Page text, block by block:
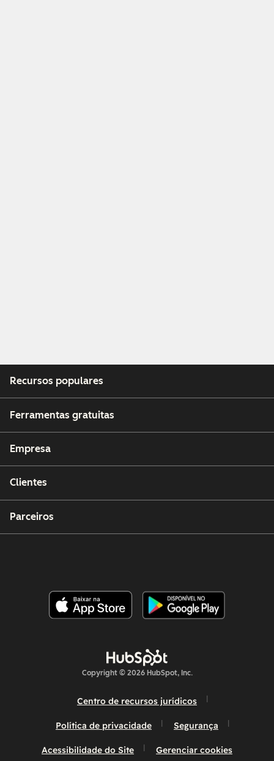
Recursos populares
Ferramentas gratuitas
Empresa
Clientes
Parceiros
Copyright © 2026 HubSpot, Inc.
Centro de recursos jurídicos
Política de privacidade Segurança
Acessibilidade do Site Gerenciar cookies